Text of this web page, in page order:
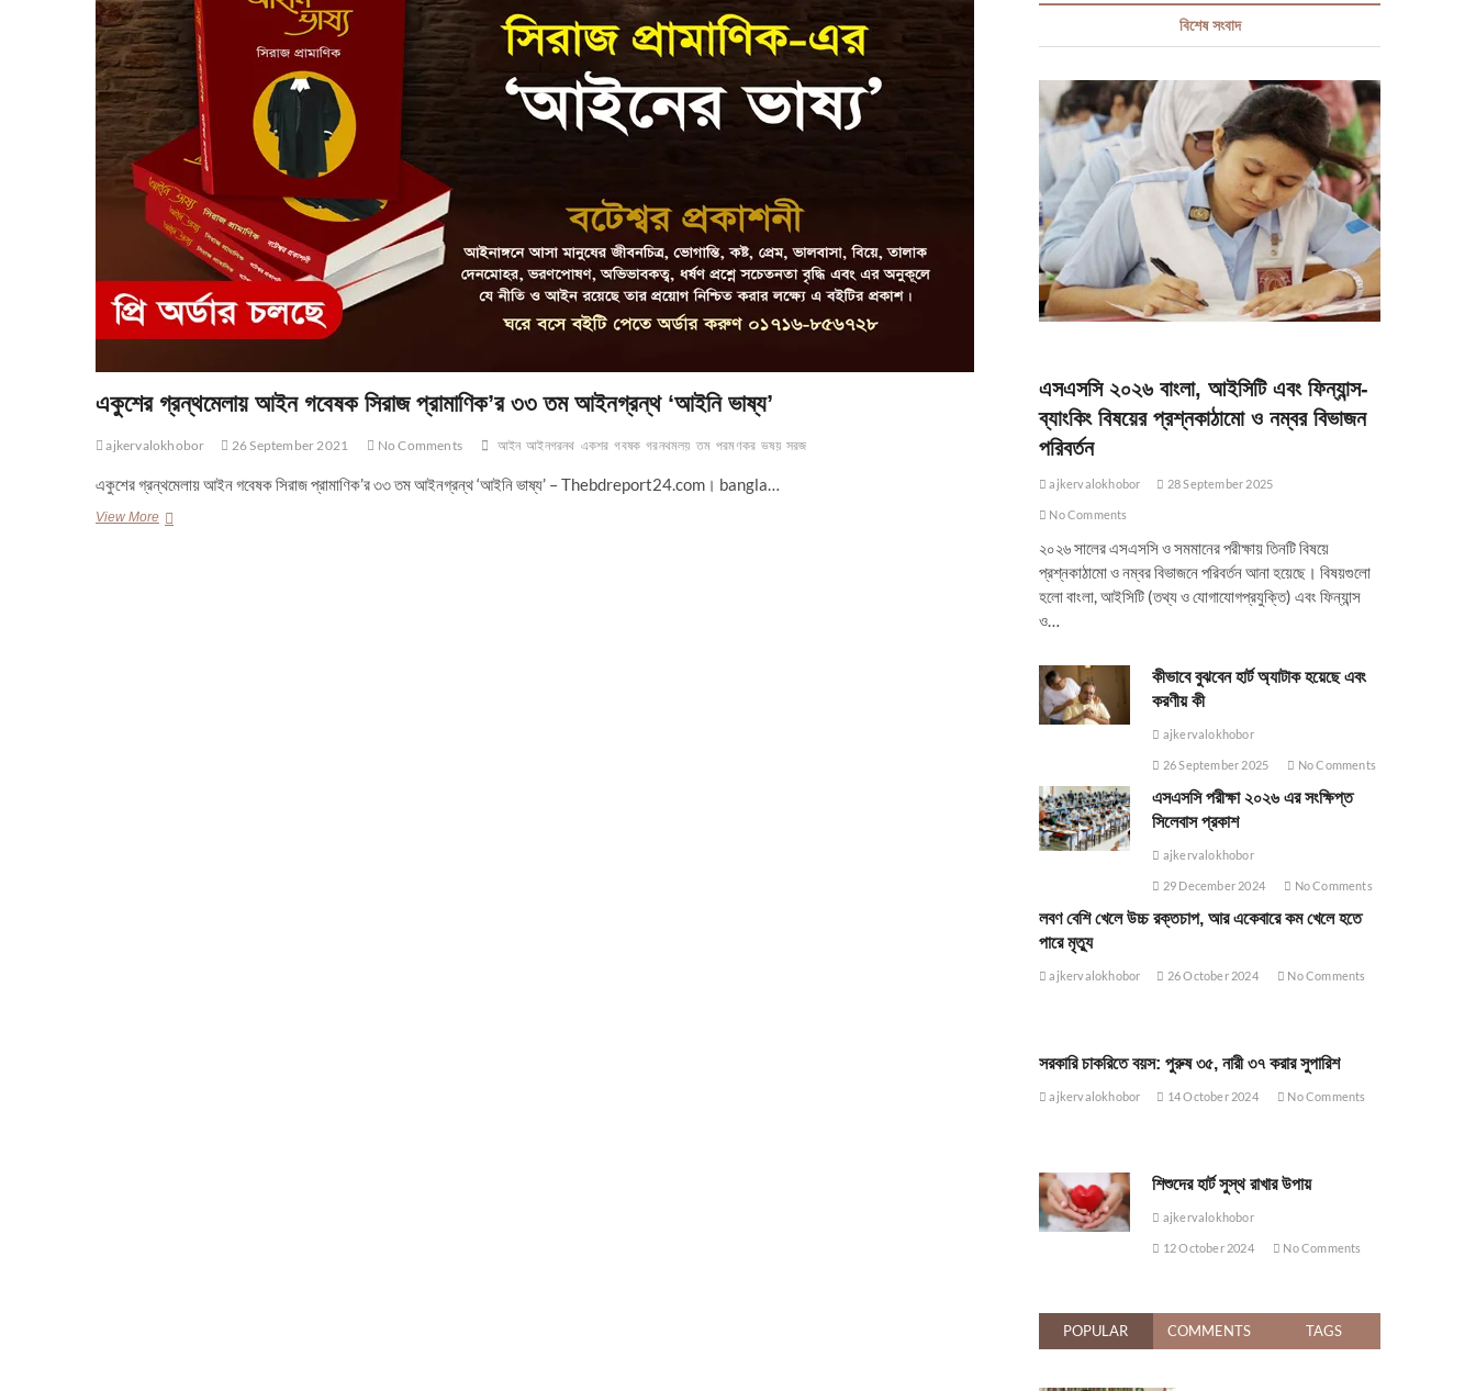
একুশের গ্রন্থমেলায় আইন গবেষক সিরাজ প্রামাণিক’র ৩৩ তম আইনগ্রন্থ ‘আইনি ভাষ্য’
ajkervalokhobor 26 September 2021 No Comments আইন আইনগরনথ একশর গবষক গরনথমলয় তম পরমণকর ভষয় সরজ
একুশের গ্রন্থমেলায় আইন গবেষক সিরাজ প্রামাণিক’র ৩৩ তম আইনগ্রন্থ ‘আইনি ভাষ্য’ – Thebdreport24.com। bangla…
View Moreএকুশের
বিশেষ সংবাদ
এসএসসি ২০২৬ বাংলা, আইসিটি এবং ফিন্যান্স-
ব্যাংকিং বিষয়ের প্রশ্নকাঠামো ও নম্বর বিভাজন
পরিবর্তন
ajkervalokhobor 28 September 2025
No Comments
২০২৬ সালের এসএসসি ও সমমানের পরীক্ষায় তিনটি বিষয়ে
প্রশ্নকাঠামো ও নম্বর বিভাজনে পরিবর্তন আনা হয়েছে। বিষয়গুলো
হলো বাংলা, আইসিটি (তথ্য ও যোগাযোগপ্রযুক্তি) এবং ফিন্যান্স
ও…
কীভাবে বুঝবেন হার্ট অ্যাটাক হয়েছে এবং
করণীয় কী
ajkervalokhobor
26 September 2025 No Comments
এসএসসি পরীক্ষা ২০২৬ এর সংক্ষিপ্ত
সিলেবাস প্রকাশ
ajkervalokhobor
29 December 2024 No Comments
লবণ বেশি খেলে উচ্চ রক্তচাপ, আর একেবারে কম খেলে হতে
পারে মৃত্যু
ajkervalokhobor 26 October 2024 No Comments
সরকারি চাকরিতে বয়স: পুরুষ ৩৫, নারী ৩৭ করার সুপারিশ
ajkervalokhobor 14 October 2024 No Comments
শিশুদের হার্ট সুস্থ রাখার উপায়
ajkervalokhobor
12 October 2024 No Comments
POPULAR COMMENTS TAGS